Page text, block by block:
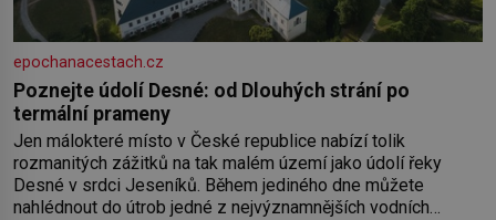
epochanacestach.cz
Poznejte údolí Desné: od Dlouhých strání po
termální prameny
Jen málokteré místo v České republice nabízí tolik
rozmanitých zážitků na tak malém území jako údolí řeky
Desné v srdci Jeseníků. Během jediného dne můžete
nahlédnout do útrob jedné z nejvýznamnějších vodních